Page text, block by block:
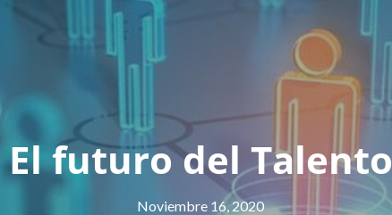
El futuro del Talento
Noviembre 16, 2020